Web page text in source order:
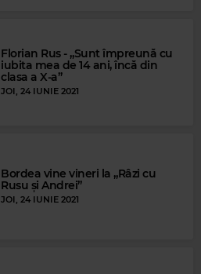
Florian Rus - „Sunt împreună cu
iubita mea de 14 ani, încă din
clasa a X-a”
JOI, 24 IUNIE 2021
Bordea vine vineri la „Râzi cu
Rusu și Andrei”
JOI, 24 IUNIE 2021